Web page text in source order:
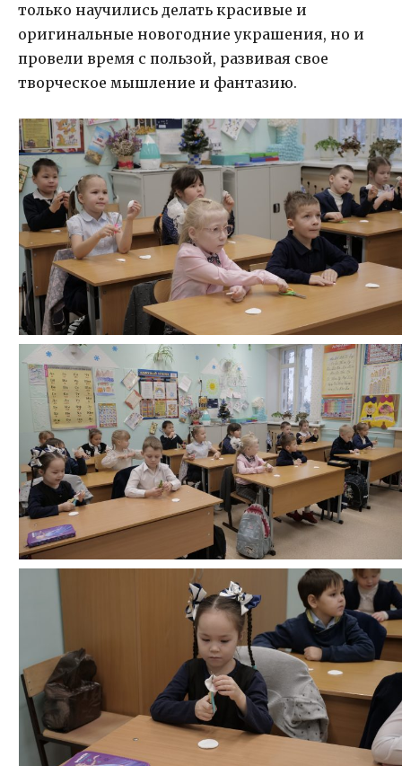
только научились делать красивые и
оригинальные новогодние украшения, но и
провели время с пользой, развивая свое
творческое мышление и фантазию.